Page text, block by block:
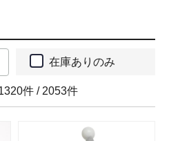
在庫ありのみ
件 / 2053件